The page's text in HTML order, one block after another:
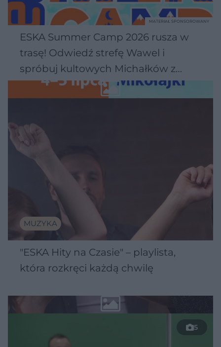
ESKA Summer Camp 2026 rusza w
trasę! Odwiedź strefę Wawel i
spróbuj kultowych Michałków z
Wawelu
MATERIAŁ SPONSOROWANY
MUZYKA
"ESKA Hity na Czasie" – playlista,
która rozkręci każdą chwilę
5